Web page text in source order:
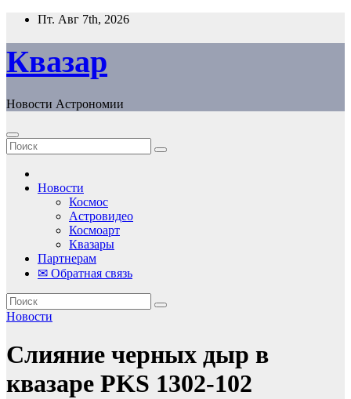
Перейти
содержанию
Пт. Авг 7th, 2026
Квазар
Новости Астрономии
Новости
Космос
Астровидео
Космоарт
Квазары
Партнерам
✉ Обратная связь
Новости
Слияние черных дыр в
квазаре PKS 1302-102